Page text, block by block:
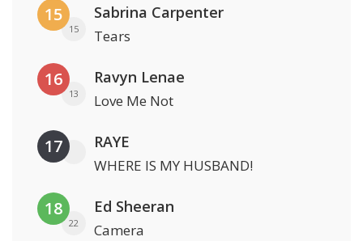
15
15
Sabrina Carpenter
Tears
16
13
Ravyn Lenae
Love Me Not
17 RAYE
WHERE IS MY HUSBAND!
18
22
Ed Sheeran
Camera